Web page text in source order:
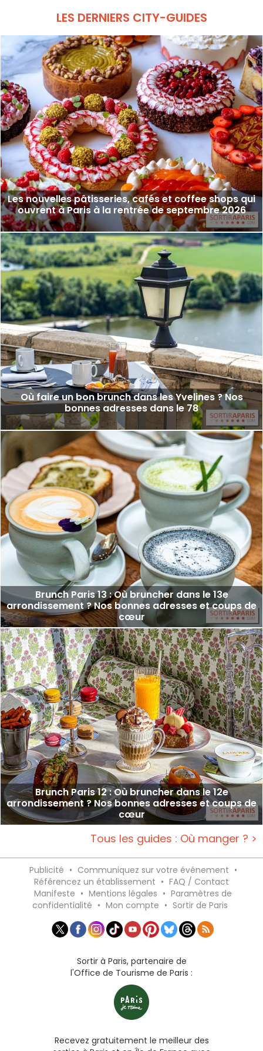
LES DERNIERS CITY-GUIDES
Les nouvelles pâtisseries, cafés et coffee shops qui
ouvrent à Paris à la rentrée de septembre 2026
Où faire un bon brunch dans les Yvelines ? Nos
bonnes adresses dans le 78
Brunch Paris 13 : Où bruncher dans le 13e
arrondissement ? Nos bonnes adresses et coups de
cœur
Brunch Paris 12 : Où bruncher dans le 12e
arrondissement ? Nos bonnes adresses et coups de
cœur
Tous les guides : Où manger ? >
Publicité • Communiquez sur votre événement •
Référencez un établissement • FAQ / Contact
Manifeste • Mentions légales • Paramètres de
confidentialité • Mon compte • Sortir de Paris
Sortir à Paris, partenaire de
l'Office de Tourisme de Paris :
Recevez gratuitement le meilleur des